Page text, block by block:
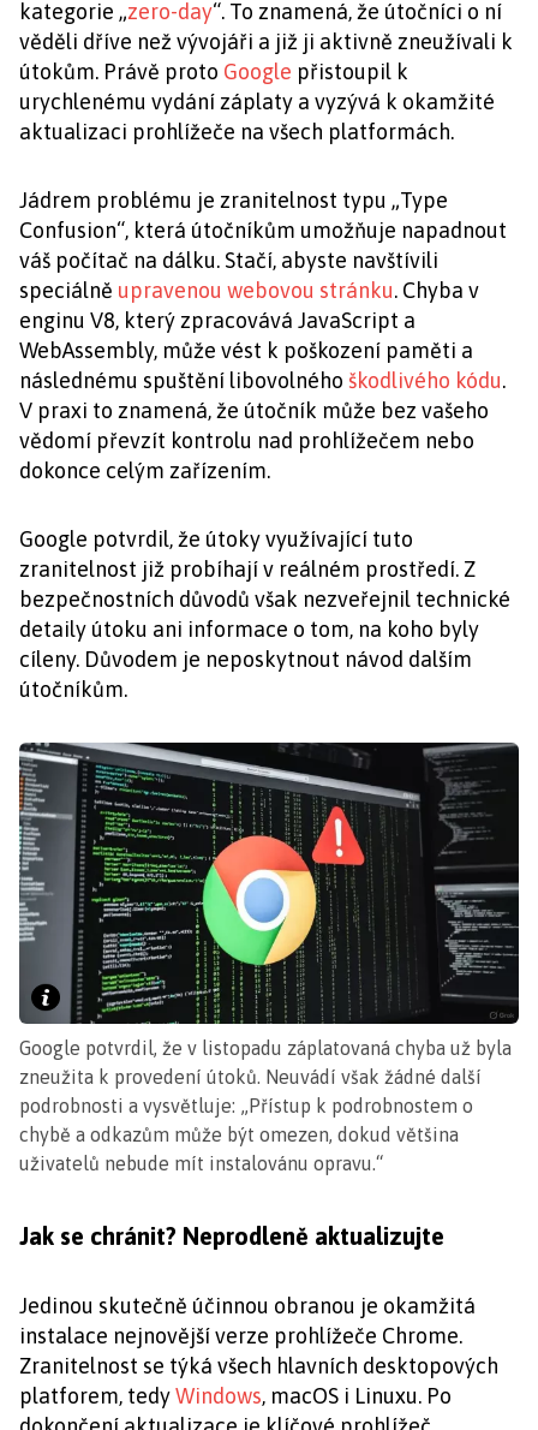
kategorie „zero-day“. To znamená, že útočníci o ní
věděli dříve než vývojáři a již ji aktivně zneužívali k
útokům. Právě proto Google přistoupil k
urychlenému vydání záplaty a vyzývá k okamžité
aktualizaci prohlížeče na všech platformách.
Jádrem problému je zranitelnost typu „Type
Confusion“, která útočníkům umožňuje napadnout
váš počítač na dálku. Stačí, abyste navštívili
speciálně upravenou webovou stránku. Chyba v
enginu V8, který zpracovává JavaScript a
WebAssembly, může vést k poškození paměti a
následnému spuštění libovolného škodlivého kódu.
V praxi to znamená, že útočník může bez vašeho
vědomí převzít kontrolu nad prohlížečem nebo
dokonce celým zařízením.
Google potvrdil, že útoky využívající tuto
zranitelnost již probíhají v reálném prostředí. Z
bezpečnostních důvodů však nezveřejnil technické
detaily útoku ani informace o tom, na koho byly
cíleny. Důvodem je neposkytnout návod dalším
útočníkům.
Google potvrdil, že v listopadu záplatovaná chyba už byla
zneužita k provedení útoků. Neuvádí však žádné další
podrobnosti a vysvětluje: „Přístup k podrobnostem o
chybě a odkazům může být omezen, dokud většina
uživatelů nebude mít instalovánu opravu.“
Jak se chránit? Neprodleně aktualizujte
Jedinou skutečně účinnou obranou je okamžitá
instalace nejnovější verze prohlížeče Chrome.
Zranitelnost se týká všech hlavních desktopových
platforem, tedyWindows, macOS i Linuxu. Po